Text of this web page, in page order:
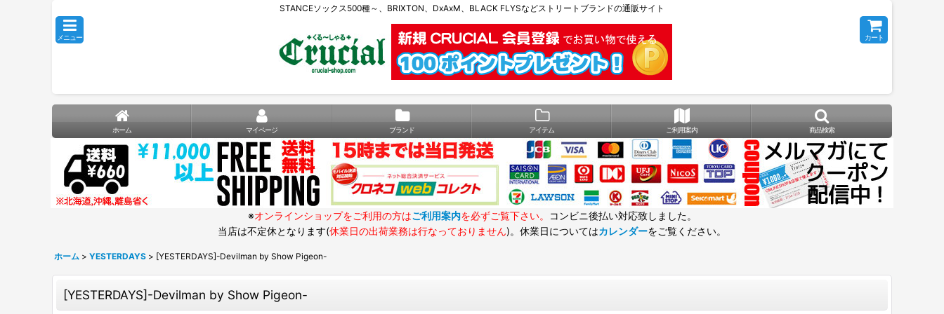
STANCEソックス500種～、BRIXTON、DxAxM、BLACK FLYSなどストリートブランドの通販サイト
メニュー カート
ホーム マイページ ブランド アイテム ご利用案内 商品検索
※オンラインショップをご利用の方はご利用案内を必ずご覧下さい。
コンビニ後払い対応致しました。
当店は不定休となります(休業日の出荷業務は行なっておりません)。休業日についてはカレンダーをご覧ください。
ホーム > YESTERDAYS > [YESTERDAYS]-Devilman by Show Pigeon-
[YESTERDAYS]-Devilman by Show Pigeon-